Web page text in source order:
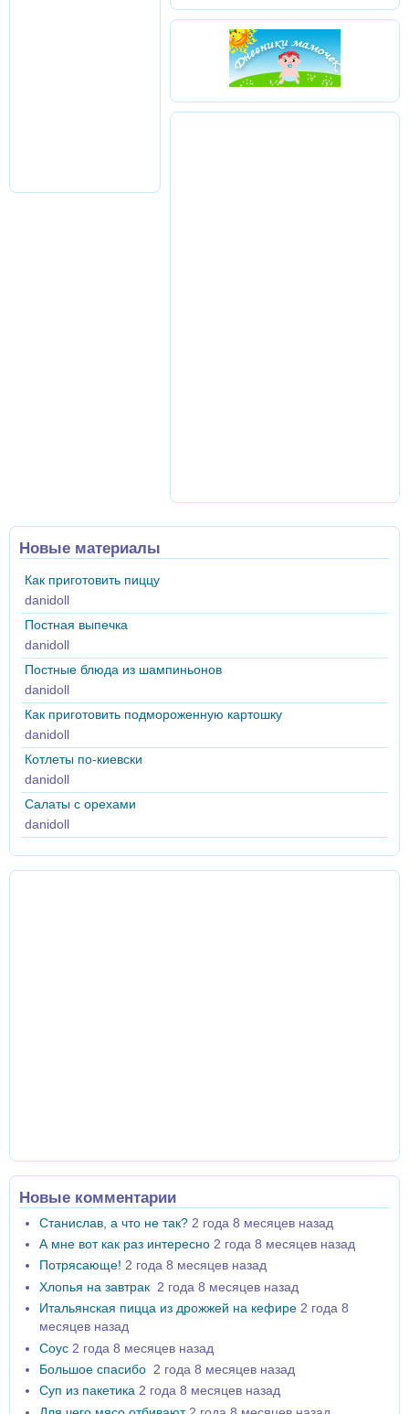
Новые материалы
Как приготовить пиццу
danidoll
Постная выпечка
danidoll
Постные блюда из шампиньонов
danidoll
Как приготовить подмороженную картошку
danidoll
Котлеты по-киевски
danidoll
Салаты с орехами
danidoll
Новые комментарии
Станислав, а что не так? 2 года 8 месяцев назад
А мне вот как раз интересно 2 года 8 месяцев назад
Потрясающе! 2 года 8 месяцев назад
Хлопья на завтрак 2 года 8 месяцев назад
Итальянская пицца из дрожжей на кефире 2 года 8
месяцев назад
Соус 2 года 8 месяцев назад
Большое спасибо 2 года 8 месяцев назад
Суп из пакетика 2 года 8 месяцев назад